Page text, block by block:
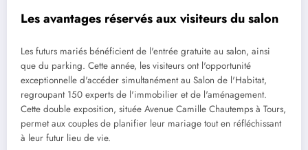
Les avantages réservés aux visiteurs du salon
Les futurs mariés bénéficient de l'entrée gratuite au salon, ainsi
que du parking. Cette année, les visiteurs ont l'opportunité
exceptionnelle d'accéder simultanément au Salon de l'Habitat,
regroupant 150 experts de l'immobilier et de l'aménagement.
Cette double exposition, située Avenue Camille Chautemps à Tours,
permet aux couples de planifier leur mariage tout en réfléchissant
à leur futur lieu de vie.